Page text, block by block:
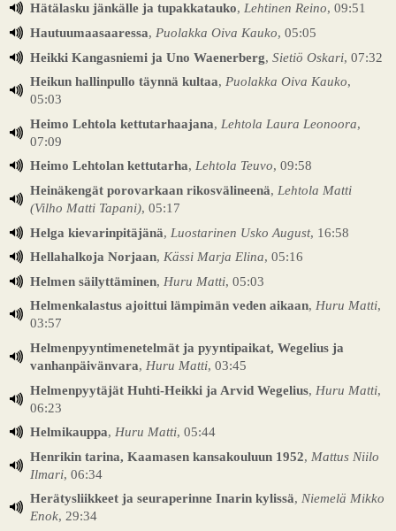
Hätälasku jänkälle ja tupakkatauko, Lehtinen Reino, 09:51
Hautuumaasaaressa, Puolakka Oiva Kauko, 05:05
Heikki Kangasniemi ja Uno Waenerberg, Sietiö Oskari, 07:32
Heikun hallinpullo täynnä kultaa, Puolakka Oiva Kauko,
05:03
Heimo Lehtola kettutarhaajana, Lehtola Laura Leonoora,
07:09
Heimo Lehtolan kettutarha, Lehtola Teuvo, 09:58
Heinäkengät porovarkaan rikosvälineenä, Lehtola Matti
(Vilho Matti Tapani), 05:17
Helga kievarinpitäjänä, Luostarinen Usko August, 16:58
Hellahalkoja Norjaan, Kässi Marja Elina, 05:16
Helmen säilyttäminen, Huru Matti, 05:03
Helmenkalastus ajoittui lämpimän veden aikaan, Huru Matti,
03:57
Helmenpyyntimenetelmät ja pyyntipaikat, Wegelius ja
vanhanpäivänvara, Huru Matti, 03:45
Helmenpyytäjät Huhti-Heikki ja Arvid Wegelius, Huru Matti,
06:23
Helmikauppa, Huru Matti, 05:44
Henrikin tarina, Kaamasen kansakouluun 1952, Mattus Niilo
Ilmari, 06:34
Herätysliikkeet ja seuraperinne Inarin kylissä, Niemelä Mikko
Enok, 29:34